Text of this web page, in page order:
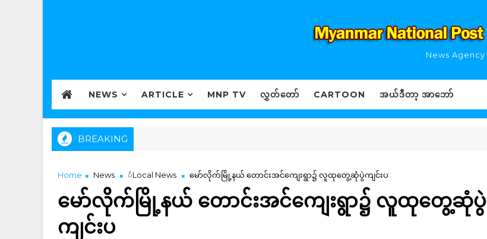
News Agency
NEWS ARTICLE MNP TV လွှတ်တော် CARTOON အယ်ဒီတာ့ အာဘော်
BREAKING
Home News ဴLocal News မော်လိုက်မြို့နယ် တောင်းအင်ကျေးရွာ၌ လူထုတွေ့ဆုံပွဲကျင်းပ
မော်လိုက်မြို့နယ် တောင်းအင်ကျေးရွာ၌ လူထုတွေ့ဆုံပွဲ
ကျင်းပ